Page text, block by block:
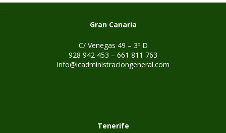
Gran Canaria
C/ Venegas 49 – 3º D
928 942 453 – 661 811 763
info@icadministraciongeneral.com
Tenerife